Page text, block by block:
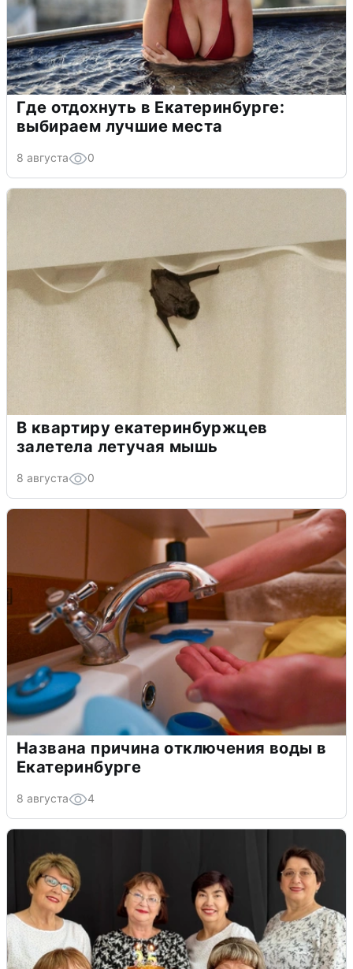
Где отдохнуть в Екатеринбурге:
выбираем лучшие места
8 августа 0
В квартиру екатеринбуржцев
залетела летучая мышь
8 августа 0
Названа причина отключения воды в
Екатеринбурге
8 августа 4